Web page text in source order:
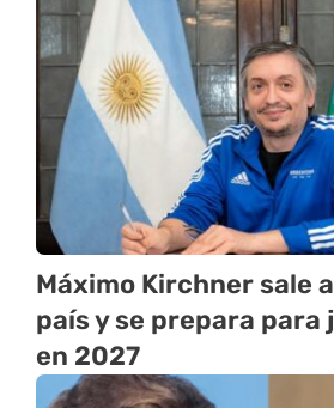
Máximo Kirchner sale
país y se prepara
en 2027